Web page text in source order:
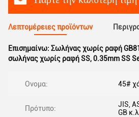
Λεπτομέρειες προϊόντων
Επισημαίνω: Σωλήνας χωρίς ραφή
σωλήνας χωρίς ραφή SS,0.35mm SS
Ονομα: 45#
Πρότυπο:
JIS,
GB